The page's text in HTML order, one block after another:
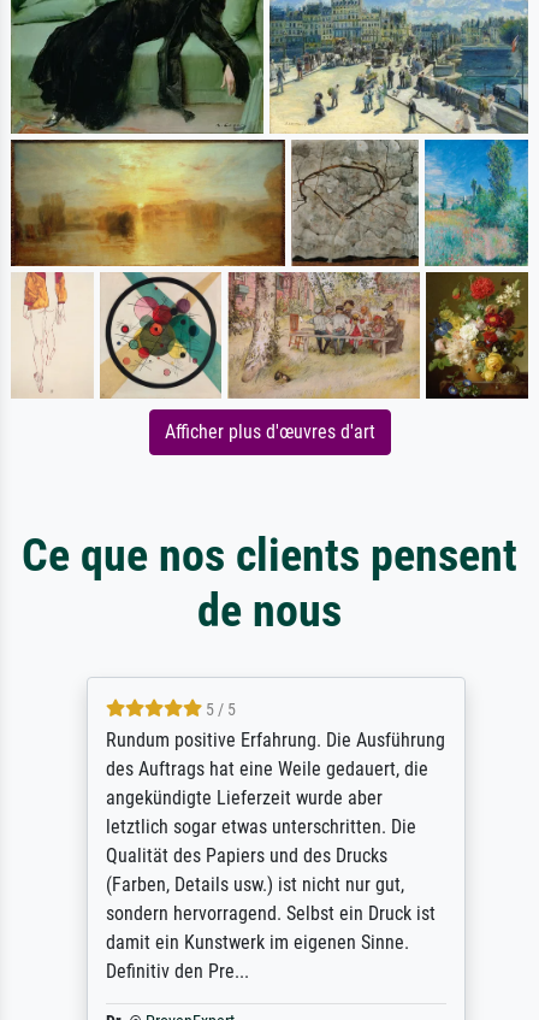
Afficher plus d'œuvres d'art
Ce que nos clients pensent
de nous
5 / 5
Rundum positive Erfahrung. Die Ausführung
des Auftrags hat eine Weile gedauert, die
angekündigte Lieferzeit wurde aber
letztlich sogar etwas unterschritten. Die
Qualität des Papiers und des Drucks
(Farben, Details usw.) ist nicht nur gut,
sondern hervorragend. Selbst ein Druck ist
damit ein Kunstwerk im eigenen Sinne.
Definitiv den Pre...